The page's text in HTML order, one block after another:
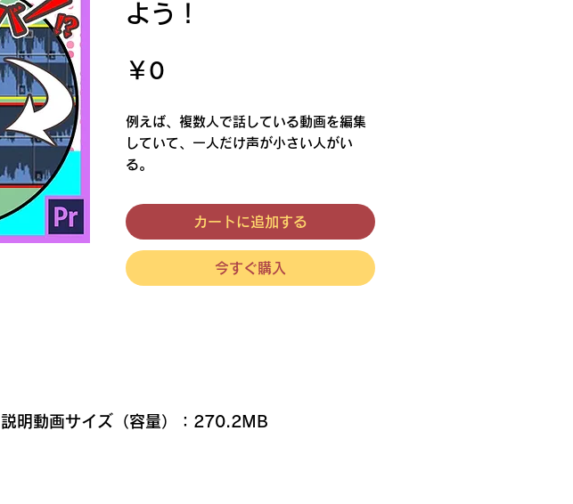
よう！
￥0
格
例えば、複数人で話している動画を編集
していて、一人だけ声が小さい人がい
る。
大変です。
クリップごとの音量は一括で揃えられま
すよ！
カートに追加する
今すぐ購入
説明動画サイズ（容量）：270.2MB